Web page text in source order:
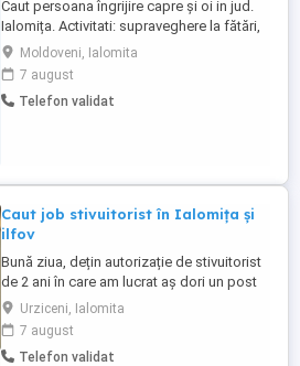
Caut persoana îngrijire capre și oi in jud.
Ialomița. Activitati: supraveghere la fătări,
mulsul cu instalație de muls, furajare cu
remorca tehnologica( menționez că există
deja un mecanic), pășunatul pe timpul
verii pe pajiștea din apropierea fermei.
Moldoveni, Ialomita
7 august
Telefon validat
Caut job stivuitorist în Ialomița și
ilfov
Bună ziua, dețin autorizație de stivuitorist
de 2 ani în care am lucrat aș dori un post
de stivuitorist în județul Ialomiţa cu
transport sau cu decont motorină cer și
ofer seriozitate, mulțumesc.
Urziceni, Ialomita
7 august
Telefon validat